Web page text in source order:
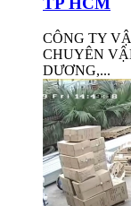
CÔNG TY
CHUYÊN
DƯƠNG,...